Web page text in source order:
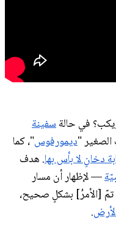
في حالةسفينة
"ديمورفوس"، كما
دخانٍ لا بأس بها. هدف
— لإظهار أن مسار
تمّ [الأمرُ] بشكلٍ صحيح،
.